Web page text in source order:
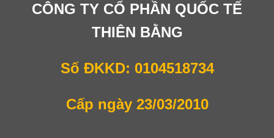
CÔNG TY CỔ PHẦN QUỐC TẾ
THIÊN BẰNG
Số ĐKKD: 0104518734
Cấp ngày 23/03/2010